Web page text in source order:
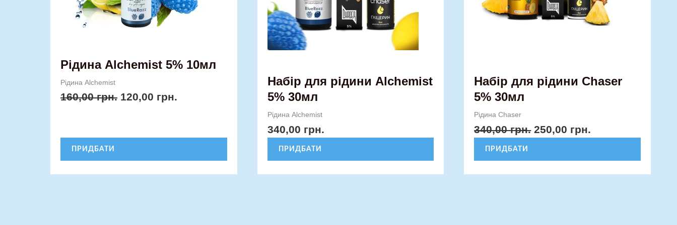
Рідина Alchemist 5% 10мл
Рідина Alchemist
160,00грн. 120,00 грн.
ПРИДБАТИ
сторінці
Набір для рідини Alchemist
5% 30мл
Рідина Alchemist
340,00 грн.
ПРИДБАТИ
на
сторінці
товару
Набір для рідини Chaser
5% 30мл
Рідина Chaser
340,00грн. 250,00 грн.
ПРИДБАТИ